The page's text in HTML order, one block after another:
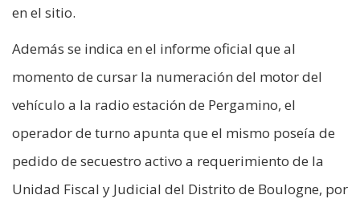
en el sitio.
Además se indica en el informe oficial que al
momento de cursar la numeración del motor del
vehículo a la radio estación de Pergamino, el
operador de turno apunta que el mismo poseía de
pedido de secuestro activo a requerimiento de la
Unidad Fiscal y Judicial del Distrito de Boulogne, por